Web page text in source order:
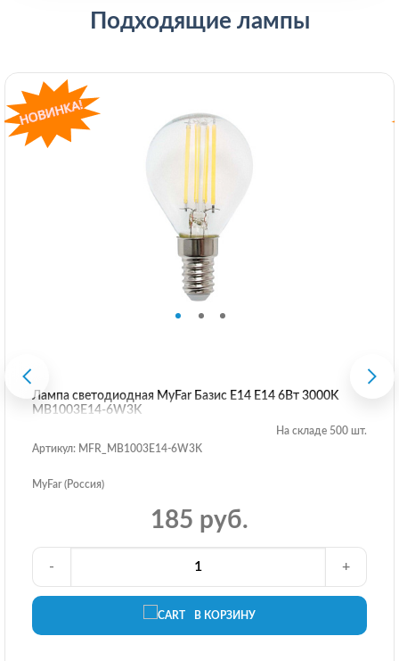
Подходящие лампы
Лампа светодиодная MyFar Базис E14 E14 6Вт 3000K
MB1003E14-6W3K
На складе 500 шт.
Артикул: MFR_MB1003E14-6W3K
MyFar (Россия)
185 руб.
В КОРЗИНУ
- +